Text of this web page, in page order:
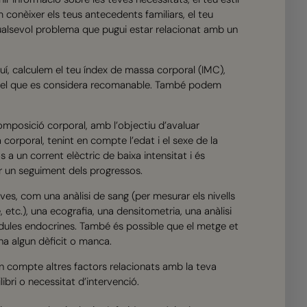
els teus antecedents familiars, el teu
problema que pugui estar relacionat amb un
calculem el teu índex de massa corporal (IMC),
que es considera recomanable. També podem
corporal, amb l’objectiu d’avaluar
tenint en compte l’edat i el sexe de la
a un corrent elèctric de baixa intensitat i és
seguiment dels progressos.
com una anàlisi de sang (per mesurar els nivells
una ecografia, una densitometria, una anàlisi
endocrines. També és possible que el metge et
algun dèficit o manca.
altres factors relacionats amb la teva
o necessitat d’intervenció.